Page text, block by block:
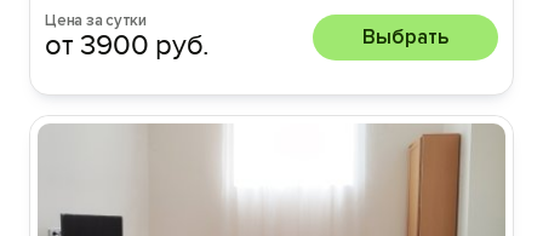
Цена за сутки
от 3900 руб. Выбрать